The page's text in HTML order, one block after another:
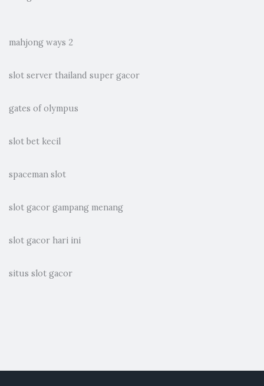
mahjong ways 2
slot server thailand super gacor
gates of olympus
slot bet kecil
spaceman slot
slot gacor gampang menang
slot gacor hari ini
situs slot gacor